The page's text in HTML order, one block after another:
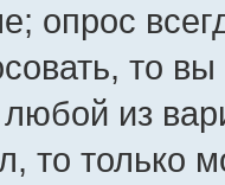
опрос
то
любой из
то только